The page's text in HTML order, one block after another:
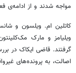
مواجه شدند و از ادامه‌ی
کاتلین ام. ویلسون و
ویلیامز و مارک
گرفتند. قاضی ایکاک در
اصالت، به پرونده‌های